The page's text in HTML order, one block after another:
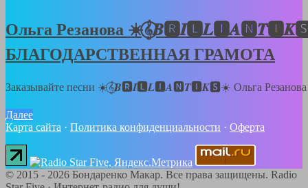
Ольга Резанова
БЛАГОДАРСТВЕННАЯ ГРАМОТА
Заказывайте песни ☀️𝄞⃝𝑩🆁𝑰🅻𝑳🅸𝑨🅽𝑻🅸𝑲🆂☀️ Ольга Резанова
Далее
Карта сайта · Политика конфиденциальности · Оферта
© 2015 - 2026 Бондаренко Макар. Все права защищены. Radio